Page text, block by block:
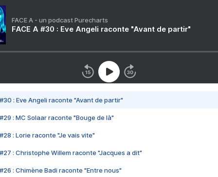
FACE A - un podcast Purecharts
FACE A #30 : Eve Angeli raconte "Avant de partir"
#30 : Eve Angeli raconte "Avant de partir"
#29 : MC Solaar raconte "Bouge de là"
#28 : Lorie raconte "Je vais vite"
#27 : Christophe Willem raconte "Jacques a dit"
#26 : Chimène Badi raconte "Entre nous"